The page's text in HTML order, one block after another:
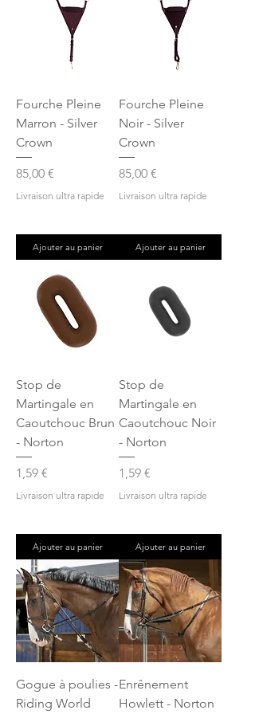
Fourche Pleine
Marron - Silver
Crown
Prix
85,00 €
Livraison ultra rapide
Ajouter au panier
Fourche Pleine
Noir - Silver
Crown
Prix
85,00 €
Livraison ultra rapide
Ajouter au panier
Stop de
Martingale en
Caoutchouc Brun
- Norton
Prix
1,59 €
Livraison ultra rapide
Ajouter au panier
Stop de
Martingale en
Caoutchouc Noir
- Norton
Prix
1,59 €
Livraison ultra rapide
Ajouter au panier
Gogue à poulies -
Riding World
Enrênement
Howlett - Norton